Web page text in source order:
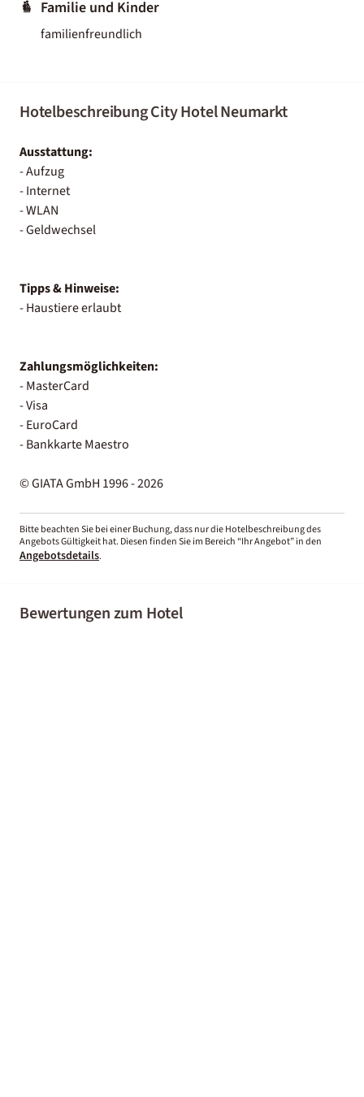
Familie und Kinder
familienfreundlich
Hotelbeschreibung City Hotel Neumarkt
Ausstattung:
- Aufzug
- Internet
- WLAN
- Geldwechsel
Tipps & Hinweise:
- Haustiere erlaubt
Zahlungsmöglichkeiten:
- MasterCard
- Visa
- EuroCard
- Bankkarte Maestro
© GIATA GmbH 1996 - 2026
Bitte beachten Sie bei einer Buchung, dass nur die Hotelbeschreibung des
Angebots Gültigkeit hat. Diesen finden Sie im Bereich “Ihr Angebot” in den
Angebotsdetails.
Bewertungen zum Hotel